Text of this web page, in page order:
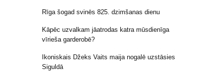
Rīga šogad svinēs 825. dzimšanas dienu
Kāpēc uzvalkam jāatrodas katra mūsdienīga
vīrieša garderobē?
Ikoniskais Džeks Vaits maija nogalē uzstāsies
Siguldā